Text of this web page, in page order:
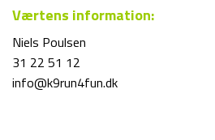
Værtens information:
Niels Poulsen
31 22 51 12
info@k9run4fun.dk